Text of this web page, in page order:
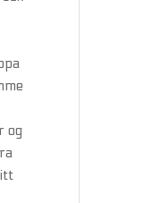
og